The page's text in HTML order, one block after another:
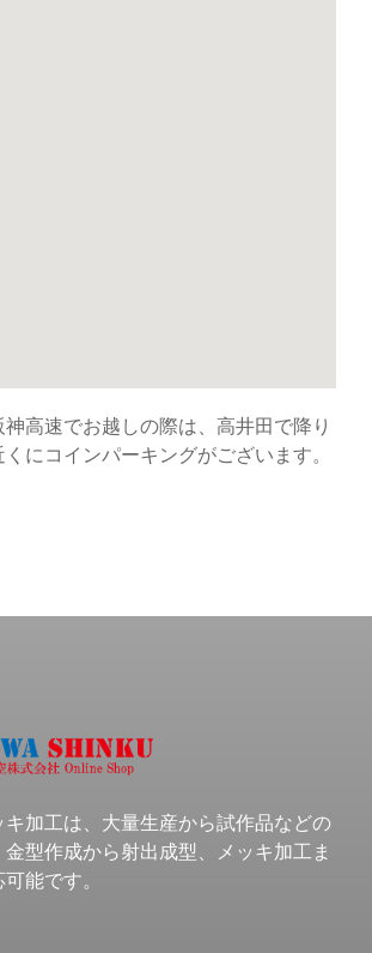
高速でお越しの際は、高井田で降り
にコインパーキングがございます。
キ加工は、大量生産から試作品などの
型作成から射出成型、メッキ加工ま
能です。